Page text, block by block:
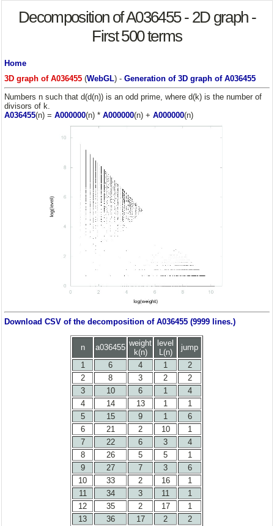
Decomposition of A036455 - 2D graph -
First 500 terms
Home
3D graph of A036455(WebGL) - Generation of 3D graph of A036455
Numbers n such that d(d(n)) is an odd prime, where d(k) is the number of
divisors of k.
A036455(n) = A000000(n) * A000000(n) + A000000(n)
Download CSV of the decomposition of A036455 (9999 lines.)
n a036455 weight
k(n)
level
L(n)
jump
1
6 4 1
2
2
8 3 2
2
3
10 6 1
4
4
14 13 1
1
5
15 9 1
6
6
21 2 10
1
7
22 6 3
4
8
26 5 5
1
9
27 7 3
6
10
33 2 16
1
11
34 3 11
1
12
35 2 17
1
13
36 17 2
2